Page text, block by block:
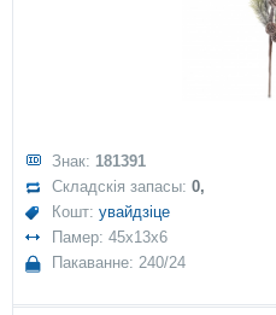
Знак: 181391
Складскія запасы:0,
Кошт:увайдзіце
Памер: 45x13x6
Пакаванне: 240/24